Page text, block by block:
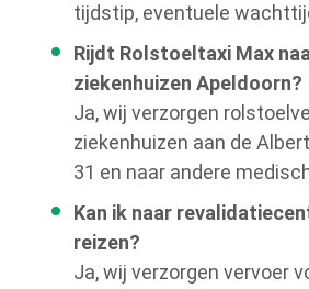
tijdstip, eventuele
Rijdt Rolstoeltaxi Max
ziekenhuizen Apeldoorn?
Ja, wij verzorgen
ziekenhuizen aan de
31 en naar andere
Kan ik naar
reizen?
Ja, wij verzorgen vervoer